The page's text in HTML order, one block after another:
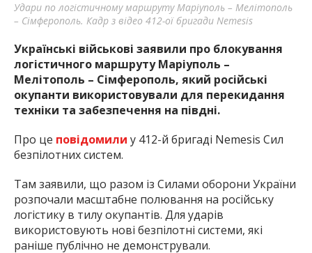
Удари по логістичному маршруту Маріуполь – Мелітополь
– Сімферополь. Кадр з відео 412-ої бригади Nemesis
Українські військові заявили про блокування
логістичного маршруту Маріуполь –
Мелітополь – Сімферополь, який російські
окупанти використовували для перекидання
техніки та забезпечення на півдні.
Про це повідомили у 412-й бригаді Nemesis Сил
безпілотних систем.
Там заявили, що разом із Силами оборони України
розпочали масштабне полювання на російську
логістику в тилу окупантів. Для ударів
використовують нові безпілотні системи, які
раніше публічно не демонстрували.